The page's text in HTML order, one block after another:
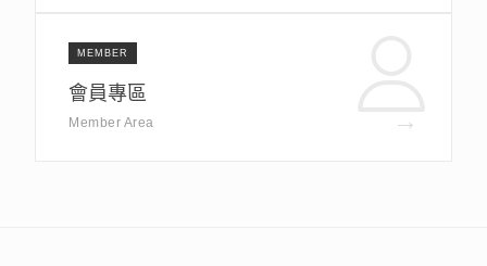
MEMBER
會員專區
Member Area →